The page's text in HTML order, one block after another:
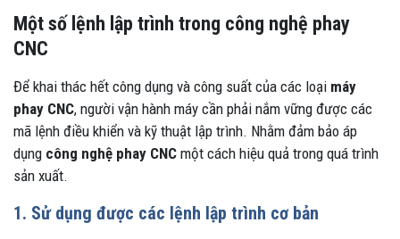
Một số lệnh lập trình trong công nghệ phay
CNC
Để khai thác hết công dụng và công suất của các loại máy
phay CNC, người vận hành máy cần phải nắm vững được các
mã lệnh điều khiển và kỹ thuật lập trình. Nhằm đảm bảo áp
dụng công nghệ phay CNC một cách hiệu quả trong quá trình
sản xuất.
1. Sử dụng được các lệnh lập trình cơ bản